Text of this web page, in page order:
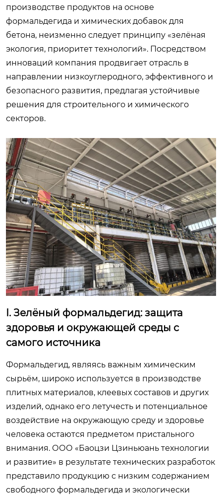
производстве продуктов на основе
формальдегида и химических добавок для
бетона, неизменно следует принципу «зелёная
экология, приоритет технологий». Посредством
инноваций компания продвигает отрасль в
направлении низкоуглеродного, эффективного и
безопасного развития, предлагая устойчивые
решения для строительного и химического
секторов.
I. Зелёный формальдегид: защита
здоровья и окружающей среды с
самого источника
Формальдегид, являясь важным химическим
сырьём, широко используется в производстве
плитных материалов, клеевых составов и других
изделий, однако его летучесть и потенциальное
воздействие на окружающую среду и здоровье
человека остаются предметом пристального
внимания. ООО «Баоцзи Цзиньюань технологии
и развитие» в результате технических разработок
представило продукцию с низким содержанием
свободного формальдегида и экологически